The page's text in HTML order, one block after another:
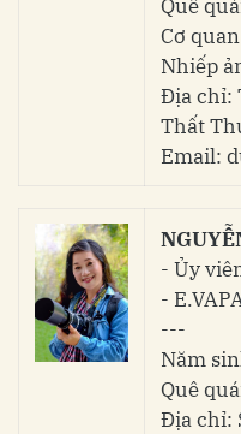
Cơ
Nhiếp
Địa chỉ:
Thất
Email:
- Ủy
-
---
Năm
Quê
Địa chỉ: